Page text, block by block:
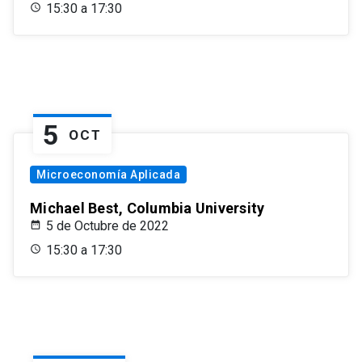
15:30 a 17:30
5 OCT
Microeconomía Aplicada
Michael Best, Columbia University
5 de Octubre de 2022
15:30 a 17:30